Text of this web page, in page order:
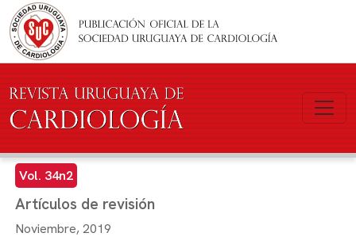
Pasar al contenido principal
Vol. 34n2
Artículos de revisión
Noviembre, 2019